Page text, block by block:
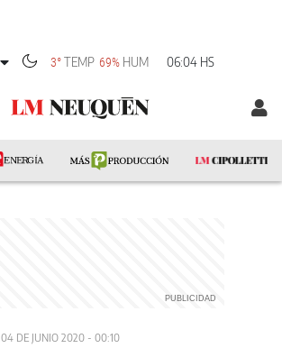
3° TEMP 69% HUM 06:04 HS
04 DE JUNIO 2020 - 00:10